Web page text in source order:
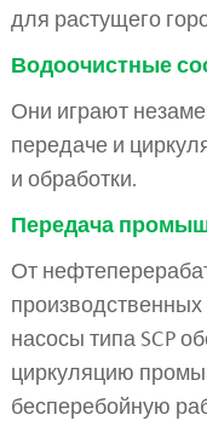
для растущего
Водоочистные
Они играют
передаче и
и обработки.
Передача
От
насосы типа SCP
циркуляцию
бесперебойную